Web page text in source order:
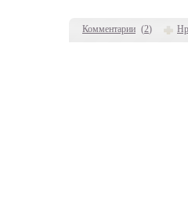
Комментарии (2)